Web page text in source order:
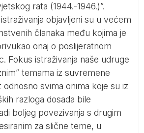
rata (1944.-1946.)”.
objavljeni su u većem
članaka među kojima je
onaj o poslijeratnom
Fokus istraživanja naše udruge
temama iz suvremene
svima onima koje su iz
razloga dosada bile
boljeg povezivanja s drugim
za slične teme, u